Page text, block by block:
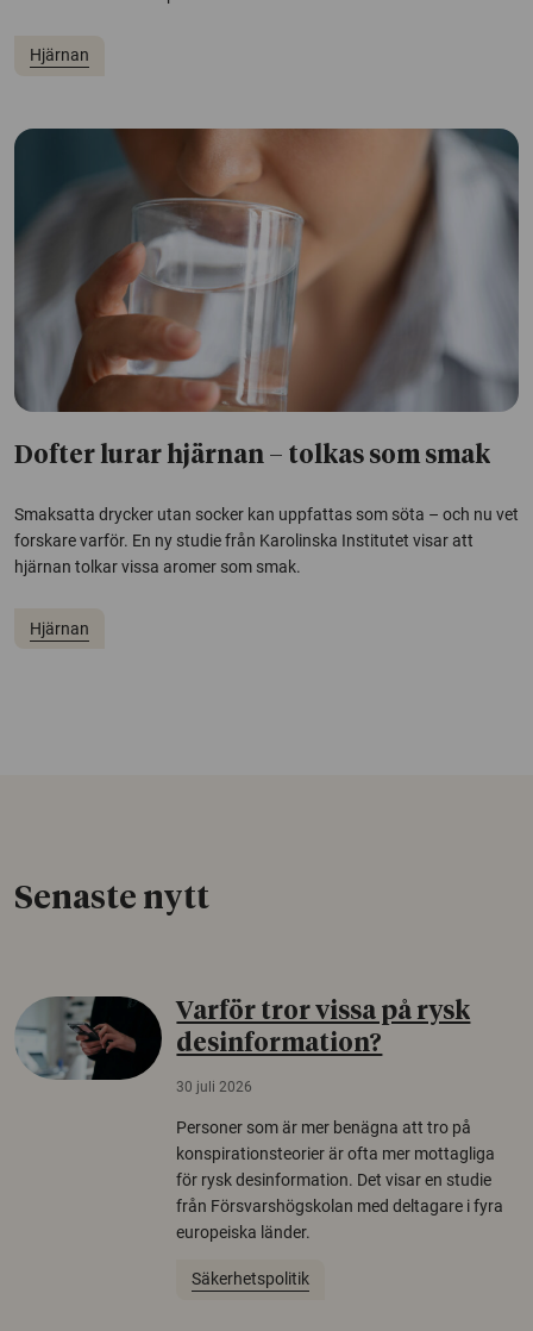
Hjärnan
Dofter lurar hjärnan – tolkas som smak
Smaksatta drycker utan socker kan uppfattas som söta – och nu vet
forskare varför. En ny studie från Karolinska Institutet visar att
hjärnan tolkar vissa aromer som smak.
Hjärnan
Senaste nytt
Varför tror vissa på rysk
desinformation?
30 juli 2026
Personer som är mer benägna att tro på
konspirationsteorier är ofta mer mottagliga
för rysk desinformation. Det visar en studie
från Försvarshögskolan med deltagare i fyra
europeiska länder.
Säkerhetspolitik